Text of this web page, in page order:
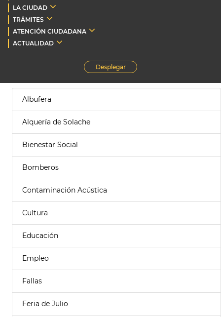
LA CIUDAD
TRÁMITES
ATENCIÓN CIUDADANA
ACTUALIDAD
Desplegar
Albufera
Alquería de Solache
Bienestar Social
Bomberos
Contaminación Acústica
Cultura
Educación
Empleo
Fallas
Feria de Julio